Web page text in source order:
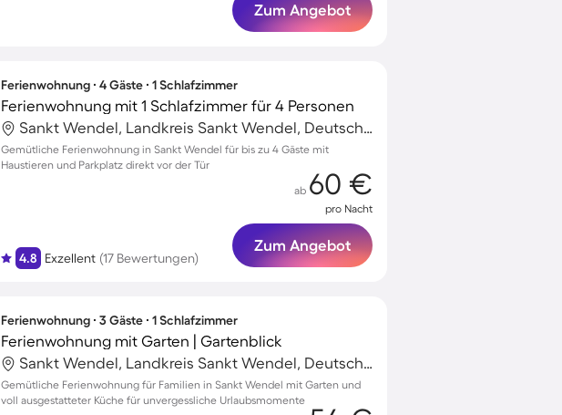
Zum Angebot
Ferienwohnung ∙ 4 Gäste ∙ 1 Schlafzimmer
Ferienwohnung mit 1 Schlafzimmer für 4 Personen
Sankt Wendel, Landkreis Sankt Wendel, Deutschland
Gemütliche Ferienwohnung in Sankt Wendel für bis zu 4 Gäste mit
Haustieren und Parkplatz direkt vor der Tür
4.8 Exzellent (17 Bewertungen)
ab 60 €
pro Nacht
Zum Angebot
Ferienwohnung ∙ 3 Gäste ∙ 1 Schlafzimmer
Ferienwohnung mit Garten | Gartenblick
Sankt Wendel, Landkreis Sankt Wendel, Deutschland
Gemütliche Ferienwohnung für Familien in Sankt Wendel mit Garten und
voll ausgestatteter Küche für unvergessliche Urlaubsmomente